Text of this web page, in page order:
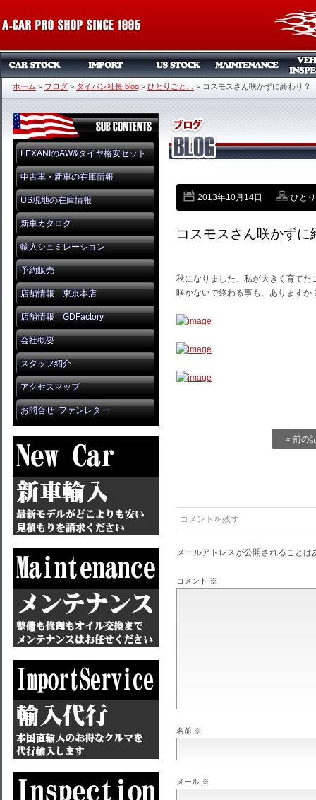
ホーム > ブログ > ダイバン社長 blog > ひとりごと… > コスモスさん咲かずに終わり？
LEXANIのAW&タイヤ格安セット
中古車・新車の在庫情報
US現地の在庫情報
新車カタログ
輸入シュミレーション
予約販売
店舗情報 東京本店
店舗情報 GDFactory
会社概要
スタッフ紹介
アクセスマップ
お問合せ･ファンレター
2013年10月14日 ひと
コスモスさん咲かずに
秋になりました、私が大きく育てた
咲かないで終わる事も、ありますか
« 前の
コメントを残す
メールアドレスが公開されることは
コメント ※
名前 ※
メール ※